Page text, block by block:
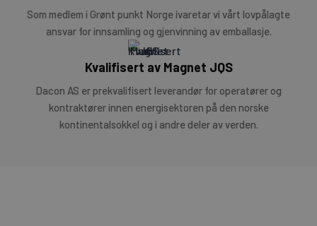
Som medlem i Grønt punkt Norge ivaretar vi vårt lovpålagte
ansvar for innsamling og gjenvinning av emballasje.
Kvalifisert av Magnet JQS
Dacon AS er prekvalifisert leverandør for operatører og
kontraktører innen energisektoren på den norske
kontinentalsokkel og i andre deler av verden.